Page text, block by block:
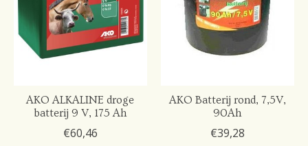
AKO ALKALINE droge
batterij 9 V, 175 Ah
€60,46
AKO Batterij rond, 7,5V,
90Ah
€39,28